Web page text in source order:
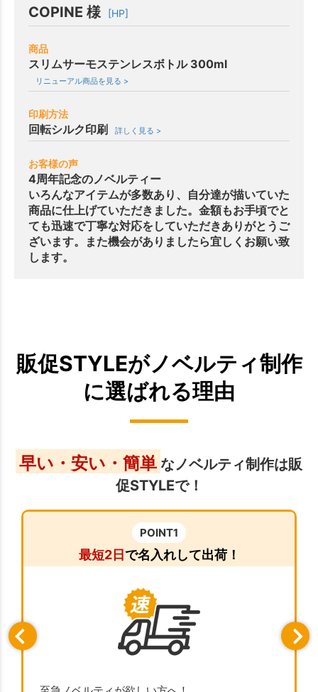
COPINE 様 [HP]
商品
スリムサーモステンレスボトル 300ml
リニューアル商品を見る >
印刷方法
回転シルク印刷 詳しく見る >
お客様の声
4周年記念のノベルティー
いろんなアイテムが多数あり、自分達が描いていた
商品に仕上げていただきました。金額もお手頃でと
ても迅速で丁寧な対応をしていただきありがとうご
ざいます。また機会がありましたら宜しくお願い致
します。
販促STYLEがノベルティ制作
に選ばれる理由
早い・安い・簡単 なノベルティ制作は販
促STYLEで！
POINT1
最短2日 で名入れして出荷！